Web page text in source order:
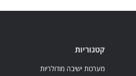
קטגוריות
מערכות ישיבה מודולריות